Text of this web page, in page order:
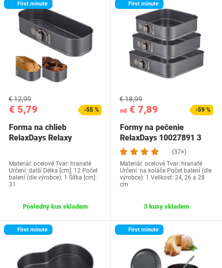
First minute
€ 5,79
€ 12,99
-55 %
Forma na chlieb
RelaxDays Relaxy
Materiál: ocelové Tvar: hranaté
Určení: další Délka [cm]: 12 Počet
balení (dle výrobce): 1 Šířka [cm]:
31
Posledný kus skladem
First minute
od € 7,89
€ 18,99
-59 %
Formy na pečenie
RelaxDays 10027891 3
kusy
(37×)
Materiál: ocelové Tvar: hranaté
Určení: na koláče Počet balení (dle
výrobce): 1 Velikost: 24, 26 a 28
cm
3 kusy skladem
First minute First minute